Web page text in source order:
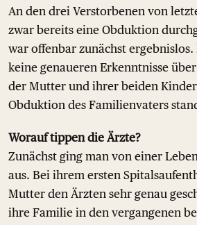
An den drei Verstorbenen von
zwar bereits eine Obduktion
war offenbar zunächst ergebnislos.
keine genaueren Erkenntnisse
der Mutter und ihrer beiden
Obduktion des Familienvaters
Worauf tippen die Ärzte?
Zunächst ging man von einer
aus. Bei ihrem ersten
Mutter den Ärzten sehr genau
ihre Familie in den vergangenen